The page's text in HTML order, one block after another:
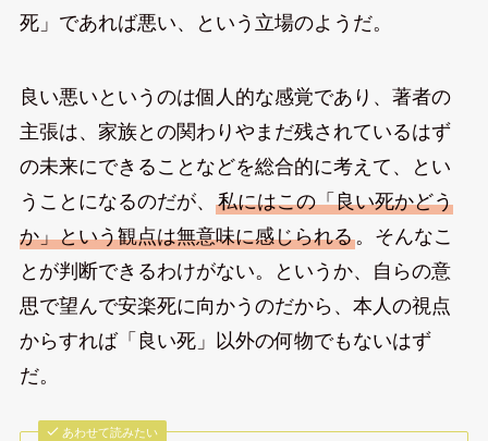
死」であれば悪い、という立場のようだ。
良い悪いというのは個人的な感覚であり、著者の
主張は、家族との関わりやまだ残されているはず
の未来にできることなどを総合的に考えて、とい
うことになるのだが、 私にはこの「良い死かどう
か」という観点は無意味に感じられる。そんなこ
とが判断できるわけがない。というか、自らの意
思で望んで安楽死に向かうのだから、本人の視点
からすれば「良い死」以外の何物でもないはず
だ。
あわせて読みたい